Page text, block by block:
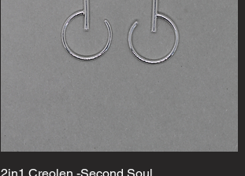
Schnellansicht
2in1 Creolen -Second Soul